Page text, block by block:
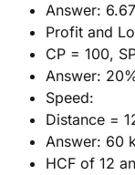
Answer:
Profit and
CP = 100,
Answer:
Speed:
Distance =
Answer: 60
HCF of 12